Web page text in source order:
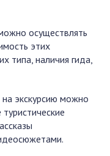
осуществлять
этих
типа, наличия гида,
экскурсию можно